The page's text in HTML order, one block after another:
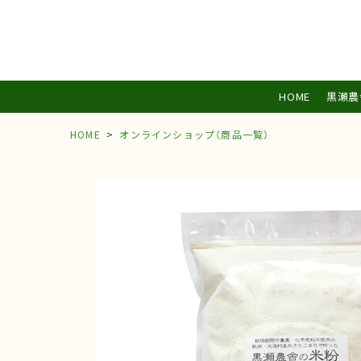
HOME 黒瀬
HOME オンラインショップ（商品一覧）